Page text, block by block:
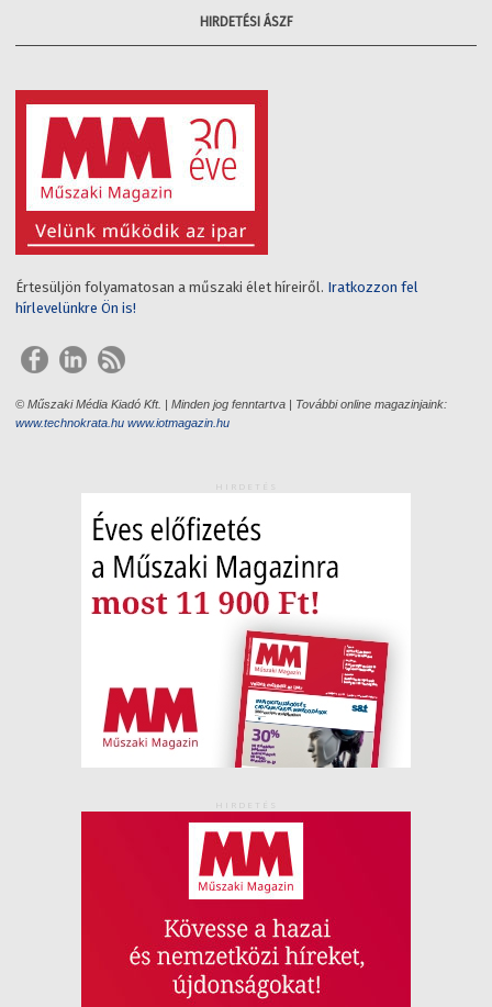
HIRDETÉSI ÁSZF
Értesüljön folyamatosan a műszaki élet híreiről. Iratkozzon fel
hírlevelünkre Ön is!
© Műszaki Média Kiadó Kft. | Minden jog fenntartva | További online magazinjaink:
www.technokrata.hu www.iotmagazin.hu
HIRDETÉS
HIRDETÉS